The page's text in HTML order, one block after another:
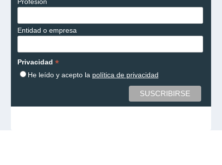
Entidad o empresa
Privacidad *
He leído y acepto la política de privacidad